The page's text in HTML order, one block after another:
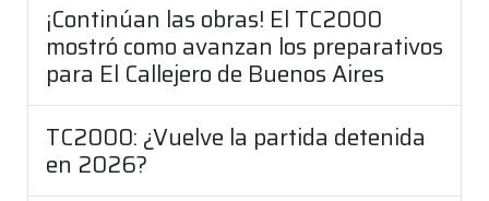
¡Continúan las obras! El TC2000
mostró como avanzan los preparativos
para El Callejero de Buenos Aires
TC2000: ¿Vuelve la partida detenida
en 2026?